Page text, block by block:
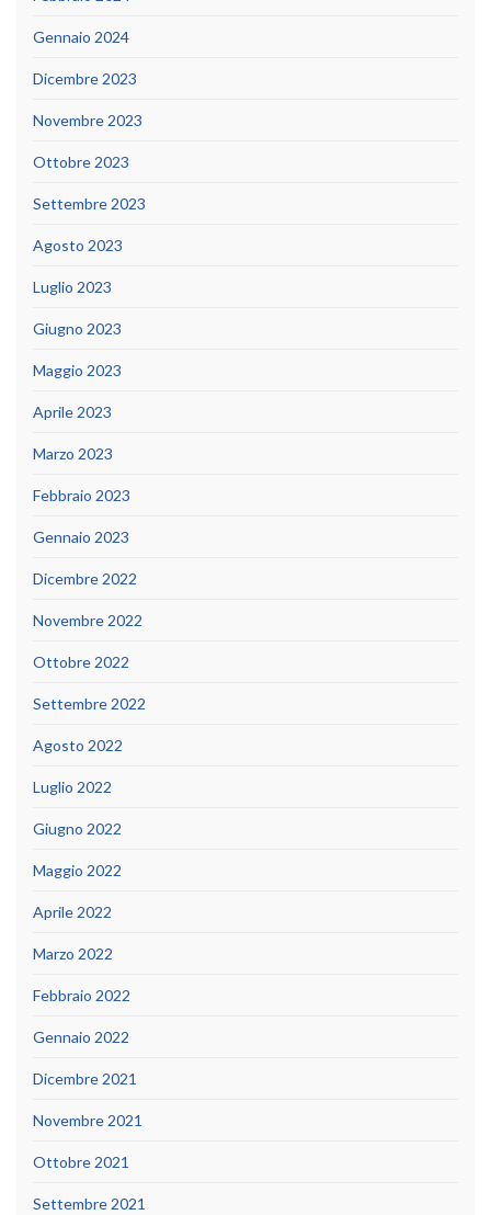
Gennaio 2024
Dicembre 2023
Novembre 2023
Ottobre 2023
Settembre 2023
Agosto 2023
Luglio 2023
Giugno 2023
Maggio 2023
Aprile 2023
Marzo 2023
Febbraio 2023
Gennaio 2023
Dicembre 2022
Novembre 2022
Ottobre 2022
Settembre 2022
Agosto 2022
Luglio 2022
Giugno 2022
Maggio 2022
Aprile 2022
Marzo 2022
Febbraio 2022
Gennaio 2022
Dicembre 2021
Novembre 2021
Ottobre 2021
Settembre 2021